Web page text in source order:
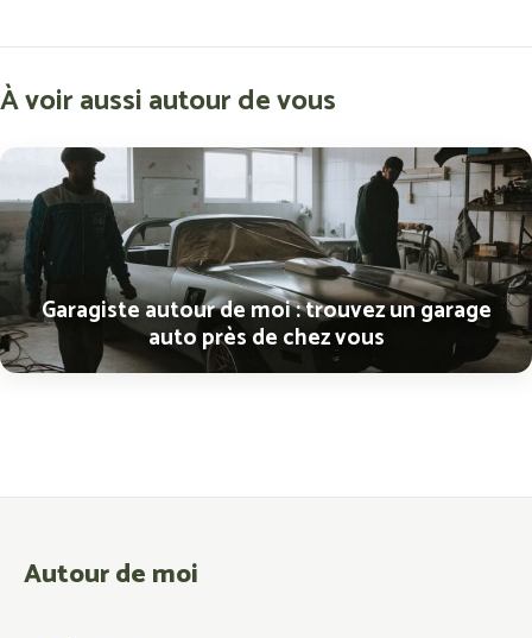
À voir aussi autour de vous
Garagiste autour de moi : trouvez un garage
auto près de chez vous
Autour de moi